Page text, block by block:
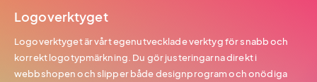
Logoverktyget
Logoverktyget är vårt egenutvecklade verktyg för snabb och
korrekt logotypmärkning. Du gör justeringarna direkt i
webbshopen och slipper både designprogram och onödiga